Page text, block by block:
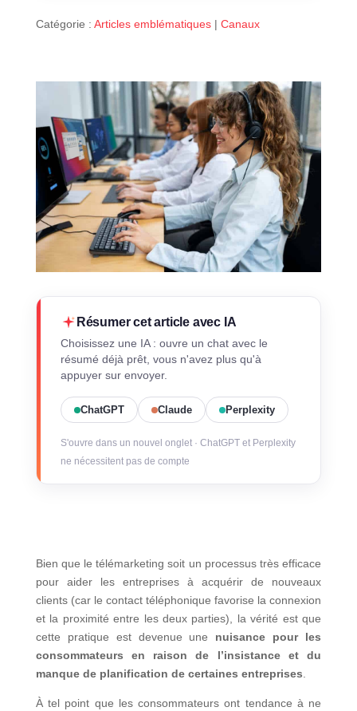
Catégorie : Articles emblématiques| Canaux
Résumer cet article avec IA
Choisissez une IA : ouvre un chat avec le
résumé déjà prêt, vous n'avez plus qu'à
appuyer sur envoyer.
ChatGPT Claude Perplexity
S'ouvre dans un nouvel onglet · ChatGPT et Perplexity
ne nécessitent pas de compte
Bien que le télémarketing soit un processus très efficace
pour aider les entreprises à acquérir de nouveaux
clients (car le contact téléphonique favorise la connexion
et la proximité entre les deux parties), la vérité est que
cette pratique est devenue une nuisance pour les
consommateurs en raison de l’insistance et du
manque de planification de certaines entreprises
À tel point que les consommateurs ont tendance à ne